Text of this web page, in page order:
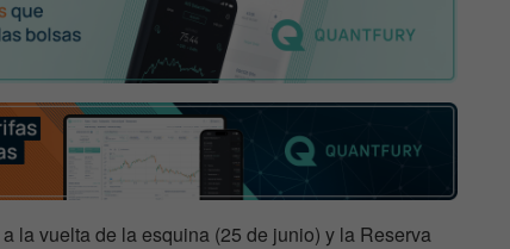
a la vuelta de la esquina (25 de junio) y la Reserva